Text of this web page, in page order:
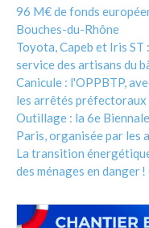
96 M€ de fonds
Bouches-du-Rhône
Toyota, Capeb et Iris
service des artisans du
Canicule : l'OPPBTP,
les arrêtés préfectoraux
Outillage : la 6e
Paris, organisée par les
La transition
des ménages en danger !